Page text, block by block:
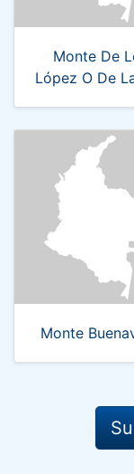
Monte De
López O De
Monte